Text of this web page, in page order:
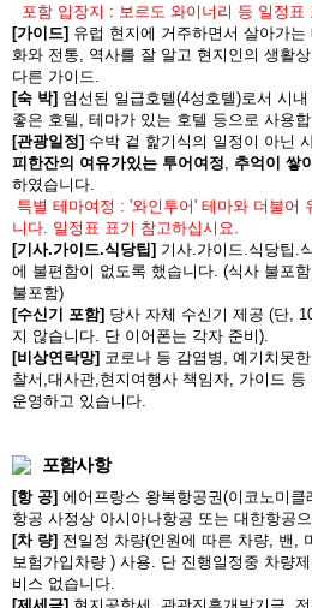
포함 입장지 : 보르도 와이너리 등 일정표
[가이드] 유럽 현지에 거주하면서 살아가
화와 전통, 역사를 잘 알고 현지인의 생활
다른 가이드.
[숙 박] 엄선된 일급호텔(4성호텔)로서 시
좋은 호텔, 테마가 있는 호텔 등으로 사용
[관광일정] 수박 겉 핥기식의 일정이 아닌
피한잔의 여유가있는 투어여정, 추억이 쌓
하였습니다.
특별 테마여정 : '와인투어' 테마와 더불어
니다. 일정표 표기 참고하십시요.
[기사.가이드.식당팁] 기사.가이드.식당팁.
에 불편함이 없도록 했습니다. (식사 불포
불포함)
[수신기 포함] 당사 자체 수신기 제공 (단,
지 않습니다. 단 이어폰는 각자 준비).
[비상연락망] 코로나 등 감염병, 예기치못
찰서,대사관,현지여행사 책임자, 가이드
운영하고 있습니다.
포함사항
[항 공] 에어프랑스 왕복항공권(이코노미
항공 사정상 아시아나항공 또는 대한항공
[차 량] 전일정 차량(인원에 따른 차량, 밴,
보험가입차량 ) 사용. 단 진행일정중 차량
비스 없습니다.